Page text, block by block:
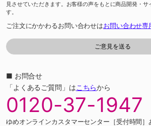
見させていただきます。お客様の声をもとに商品開発・サ
す。
ご注文にかかわるお問い合わせはお問い合わせ専
■ お問合せ
「よくあるご質問」はこちらから
0120-37-1947
ゆめオンラインカスタマーセンター［受付時間